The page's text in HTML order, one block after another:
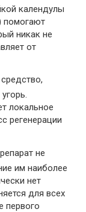
календулы
помогают
никак не
от
локальное
регенерации
не
им наиболее
нет
для всех
первого